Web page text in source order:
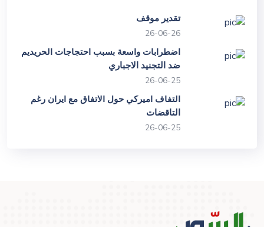
تقدير موقف
26-06-26
اضطرابات واسعة بسبب احتجاجات الحريديم
ضد التجنيد الاجباري
26-06-25
التفاف اميركي حول الاتفاق مع ايران رغم
التاقضات
26-06-25